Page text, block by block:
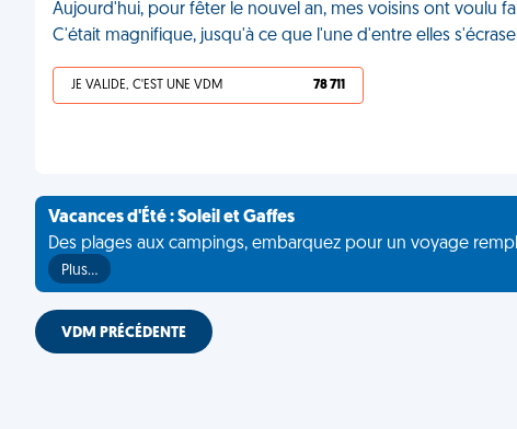
Aujourd'hui, pour fêter le nouvel an, mes voisins ont voulu
C'était magnifique, jusqu'à ce que l'une d'entre elles
JE VALIDE, C'EST UNE VDM 78 711
Vacances d'Été : Soleil et Gaffes
Des plages aux campings, embarquez pour un voyage
Plus…
VDM PRÉCÉDENTE